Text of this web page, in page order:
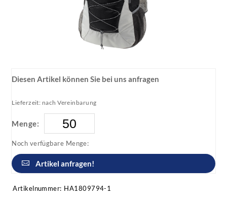
Diesen Artikel können Sie bei uns anfragen
Lieferzeit: nach Vereinbarung
Menge:
Noch verfügbare Menge:
Artikel anfragen!
Artikelnummer: HA1809794-1